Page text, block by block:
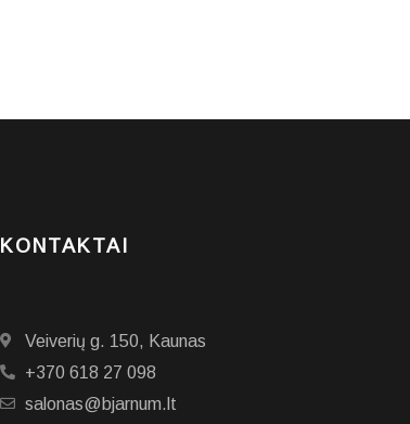
KONTAKTAI
Veiverių g. 150, Kaunas
+370 618 27 098
salonas@bjarnum.lt